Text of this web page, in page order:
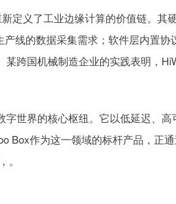
定义了工业边缘计算的价值链。其
线的数据采集需求；软件层内置协
跨国机械制造企业的实践表明，
世界的核心枢纽。它以低延迟、高
Box作为这一领域的标杆产品，正